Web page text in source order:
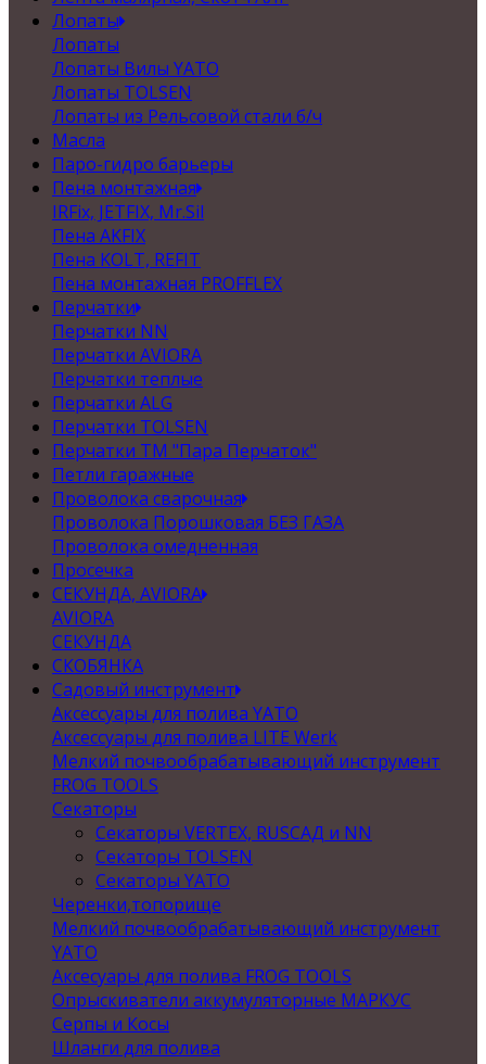
Лопаты
Лопаты
Лопаты Вилы YATO
Лопаты TOLSEN
Лопаты из Рельсовой стали б/ч
Масла
Паро-гидро барьеры
Пена монтажная
IRFix, JETFIX, Mr.Sil
Пена AKFIX
Пена KOLT, REFIT
Пена монтажная PROFFLEX
Перчатки
Перчатки NN
Перчатки AVIORA
Перчатки теплые
Перчатки ALG
Перчатки TOLSEN
Перчатки ТМ "Пара Перчаток"
Петли гаражные
Проволока сварочная
Проволока Порошковая БЕЗ ГАЗА
Проволока омедненная
Просечка
СЕКУНДА, AVIORA
AVIORA
СЕКУНДА
СКОБЯНКА
Садовый инструмент
Аксессуары для полива YATO
Аксессуары для полива LITE Werk
Мелкий почвообрабатывающий инструмент
FROG TOOLS
Секаторы
Секаторы VERTEX, RUSСАД и NN
Секаторы TOLSEN
Секаторы YATO
Черенки,топорище
Мелкий почвообрабатывающий инструмент
YATO
Аксесуары для полива FROG TOOLS
Опрыскиватели аккумуляторные МАРКУС
Серпы и Косы
Шланги для полива